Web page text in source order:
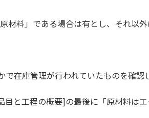
材料」である場合は有とし、それ以
で在庫管理が行われていたものを確認
目と工程の概要]の最後に「原材料はエ